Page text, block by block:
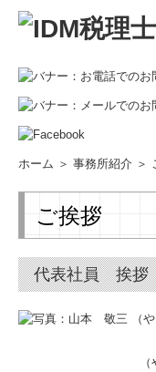
ホーム
選ばれる理由
ご挨拶
経営理念
ホーム ＞ 事務所紹介 ＞
ご挨拶
代表社員 挨拶